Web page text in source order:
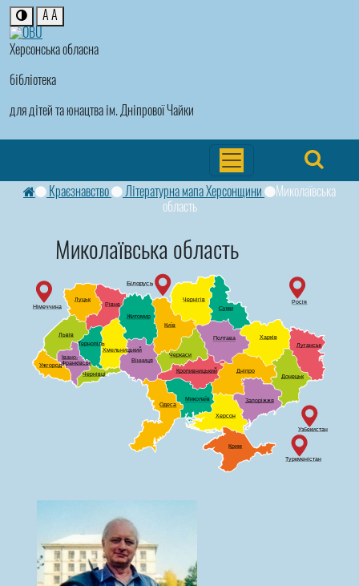
Херсонська обласна
бібліотека
для дітей та юнацтва ім. Дніпрової Чайки
A A
Краєзнавство Літературна мапа Херсонщини
Миколаївська
область
Миколаївська область
Крим
Миколаїв
Одеса
Херсон
Запоріжжя
Донецьк
Луганськ
Дніпро
Харків
Вінниця
Кропивницький
Черкаси
Полтава
Суми
Чернігів
Київ
Житомир
Чернівці
Хмельницький
Рівне
Луцьк
Тернопіль
Львів
Івано-
Франківськ
Ужгород
Білорусь
Німеччина
Росія
Узбекистан
Туркменістан